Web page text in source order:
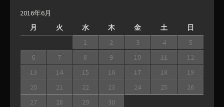
2016年6月
月
火 水 木 金 土 日
1 2 3 4
5
6
7 8 9 10 11
12
13
14 15 16 17 18
19
20
21 22 23 24 25
26
27
28 29 30